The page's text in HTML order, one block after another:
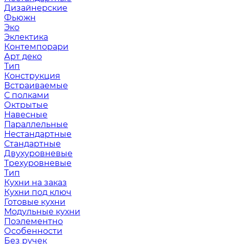
Дизайнерские
Фьюжн
Эко
Эклектика
Контемпорари
Арт деко
Тип
Конструкция
Встраиваемые
С полками
Октрытые
Навесные
Параллельные
Нестандартные
Стандартные
Двухуровневые
Трехуровневые
Тип
Кухни на заказ
Кухни под ключ
Готовые кухни
Модульные кухни
Поэлементно
Особенности
Без ручек